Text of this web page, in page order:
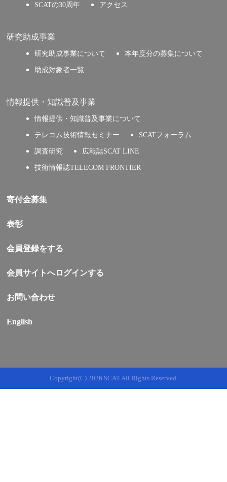
SCATの30周年
アクセス
研究助成事業
研究助成事業について
本年度分の募集について
助成対象者一覧
情報提供・知識普及事業
情報提供・知識普及事業について
テレコム技術情報セミナー
SCATフォーラム
調査研究
広報誌SCAT LINE
技術情報誌TELECOM FRONTIER
寄付金募集
表彰
会員登録をする
会員サイトへログインする
お問い合わせ
English
Copyright(C) 2026 SCAT All Rights Reserved.